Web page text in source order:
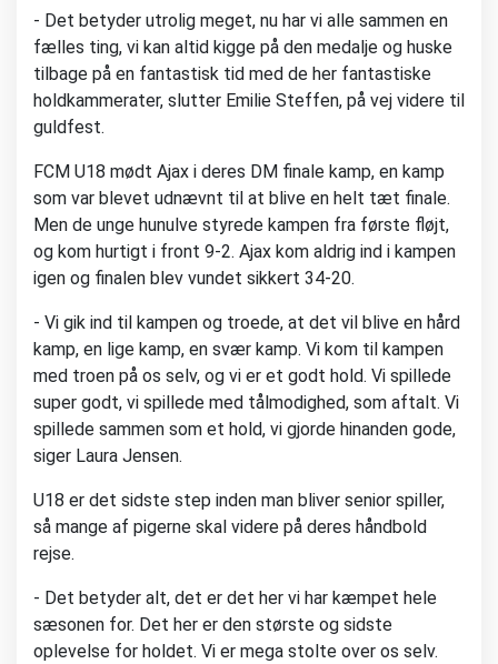
- Det betyder utrolig meget, nu har vi alle sammen en
fælles ting, vi kan altid kigge på den medalje og huske
tilbage på en fantastisk tid med de her fantastiske
holdkammerater, slutter Emilie Steffen, på vej videre til
guldfest.
FCM U18 mødt Ajax i deres DM finale kamp, en kamp
som var blevet udnævnt til at blive en helt tæt finale.
Men de unge hunulve styrede kampen fra første fløjt,
og kom hurtigt i front 9-2. Ajax kom aldrig ind i kampen
igen og finalen blev vundet sikkert 34-20.
- Vi gik ind til kampen og troede, at det vil blive en hård
kamp, en lige kamp, en svær kamp. Vi kom til kampen
med troen på os selv, og vi er et godt hold. Vi spillede
super godt, vi spillede med tålmodighed, som aftalt. Vi
spillede sammen som et hold, vi gjorde hinanden gode,
siger Laura Jensen.
U18 er det sidste step inden man bliver senior spiller,
så mange af pigerne skal videre på deres håndbold
rejse.
- Det betyder alt, det er det her vi har kæmpet hele
sæsonen for. Det her er den største og sidste
oplevelse for holdet. Vi er mega stolte over os selv.